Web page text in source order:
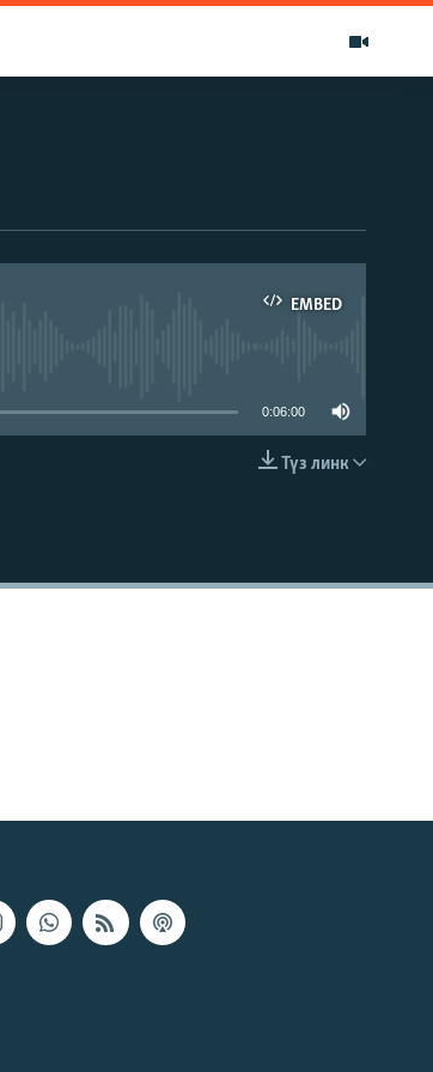
EMBED
EMBED
0:06:00
Түз линк